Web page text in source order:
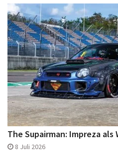
The Supairman: Impreza
8 Juli 2026